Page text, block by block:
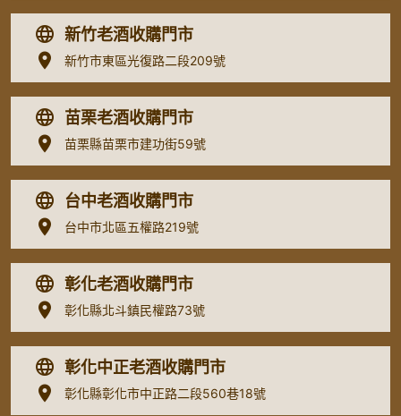
新竹老酒收購門市
新竹市東區光復路二段209號
苗栗老酒收購門市
苗栗縣苗栗市建功街59號
台中老酒收購門市
台中市北區五權路219號
彰化老酒收購門市
彰化縣北斗鎮民權路73號
彰化中正老酒收購門市
彰化縣彰化市中正路二段560巷18號